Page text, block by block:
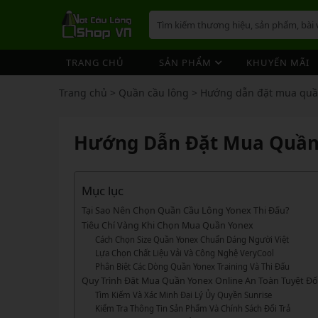
TRANG CHỦ SẢN PHẨM
VỢT CẦU LÔNG
Vợt Cầu Lông Victor
Vợt Cầu Lông Mizuno
Vợt Cầu Lông Hundred
GIÀY CẦU LÔNG
Giày Cầu Lông Mizuno
Giày Cầu Lông Hundred
Xem thêm
PHỤ KIỆN CẦU LÔNG
Cước Cầu Lông
Ống Cầu Lông
Cuốn Cán Cầu Lông
VỢT PICKLEBALL
Vợt Pickleball Joola
Vợt Pickleball Sypik
Vợt Pickleball Lining
VỢT CẦU LÔNG
VỢT
GIÀY
GIÀY
GIÀY
GIÀY
GIÀY
ÁO CẦU LÔNG
ÁO
ÁO
QUẦN
QUẦN
TÚI/
TÚI/
TÚI/
TÚI/
PHỤ KIỆN CẦU LÔNG
CƯỚC
ỐNG
MÁY ĐAN
PHỤ
VỢT PICKLEBALL
PHỤ KIỆN PICKLE BALL
NÓN
BÓNG
KHUYẾN MÃI
Trang chủ > Quần cầu lông > Hướng dẫn đặt mua
Hướng Dẫn Đặt Mua
Mục lục
Tại Sao Nên Chọn Quần Cầu Lông Yonex Thi Đấu?
Tiêu Chí Vàng Khi Chọn Mua Quần Yonex
Cách Chọn Size Quần Yonex Chuẩn Dáng Người Việt
Lựa Chọn Chất Liệu Vải Và Công Nghệ VeryCool
Phân Biệt Các Dòng Quần Yonex Training Và Thi Đấu
Quy Trình Đặt Mua Quần Yonex Online An Toàn Tuyệt
Tìm Kiếm Và Xác Minh Đại Lý Ủy Quyền Sunrise
Kiểm Tra Thông Tin Sản Phẩm Và Chính Sách Đổi Trả